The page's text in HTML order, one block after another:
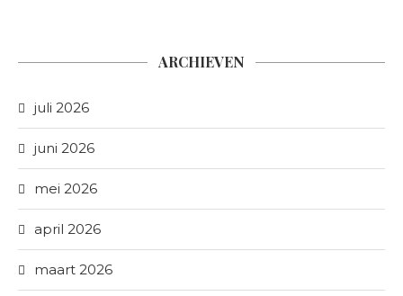
ARCHIEVEN
juli 2026
juni 2026
mei 2026
april 2026
maart 2026